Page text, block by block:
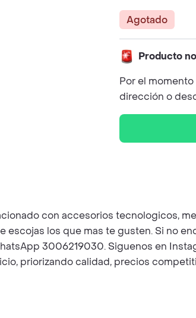
Agotado
Producto
Por el
dirección o
con accesorios tecnologicos,
escojas los que mas te gusten. Si no
3006219030. Siguenos en
priorizando calidad, precios